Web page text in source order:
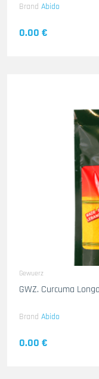
Brand Abido
0.00 €
Gewuerz
GWZ. Curcuma
Brand Abido
0.00 €